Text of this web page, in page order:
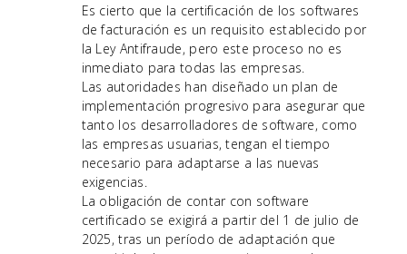
Es cierto que la certificación de los softwares
de facturación es un requisito establecido por
la Ley Antifraude, pero este proceso no es
inmediato para todas las empresas.
Las autoridades han diseñado un plan de
implementación progresivo para asegurar que
tanto los desarrolladores de software, como
las empresas usuarias, tengan el tiempo
necesario para adaptarse a las nuevas
exigencias.
La obligación de contar con software
certificado se exigirá a partir del 1 de julio de
2025, tras un período de adaptación que